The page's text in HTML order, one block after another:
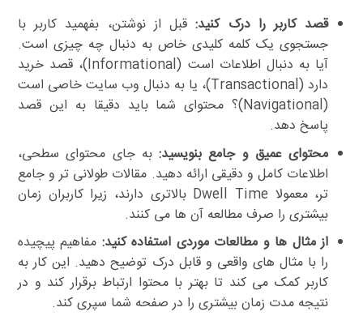
قصد کاربر را درک کنید:قبل از نوشتن، بفهمید کاربر با
جستجوی یک کلمه کلیدی خاص به دنبال چه چیزی است.
آیا به دنبال اطلاعات است (Informational)، قصد خرید
دارد (Transactional)، یا به دنبال وب سایت خاصی است
(Navigational)؟ محتوای شما باید دقیقا به این قصد
پاسخ دهد.
محتوای عمیق و جامع بنویسید:به جای محتوای سطحی،
اطلاعات کامل و دقیقی ارائه دهید. مقالات طولانی تر و جامع
تر، معمولا Dwell Time بالاتری دارند، زیرا کاربران زمان
بیشتری را صرف مطالعه آن ها می کنند.
از مثال ها و مطالعات موردی استفاده کنید: مفاهیم پیچیده
را با مثال های واقعی و قابل درک توضیح دهید. این کار به
کاربر کمک می کند تا بهتر با محتوا ارتباط برقرار کند و در
نتیجه مدت زمان بیشتری را در صفحه شما سپری کند.